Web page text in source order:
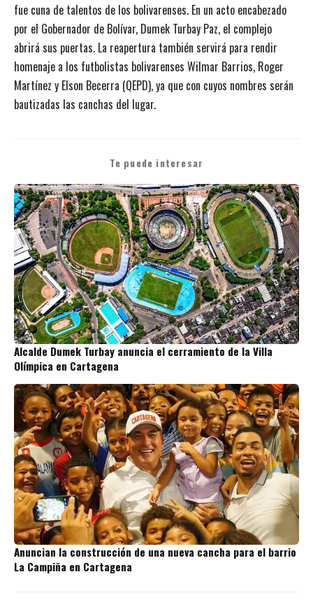
fue cuna de talentos de los bolivarenses. En un acto encabezado
por el Gobernador de Bolívar, Dumek Turbay Paz, el complejo
abrirá sus puertas. La reapertura también servirá para rendir
homenaje a los futbolistas bolivarenses Wilmar Barrios, Roger
Martínez y Elson Becerra (QEPD), ya que con cuyos nombres serán
bautizadas las canchas del lugar.
Te puede interesar
Alcalde Dumek Turbay anuncia el cerramiento de la Villa
Olímpica en Cartagena
Anuncian la construcción de una nueva cancha para el barrio
La Campiña en Cartagena